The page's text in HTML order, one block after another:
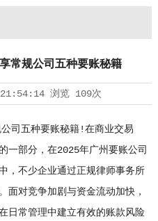
常规公司五种要账秘籍
浏览 109次
司五种要账秘籍!在商业交易
一部分，在2025年广州要账公司
，不少企业通过正规律师事务所
面对竞争加剧与资金流动加快，
日常管理中建立有效的账款风险